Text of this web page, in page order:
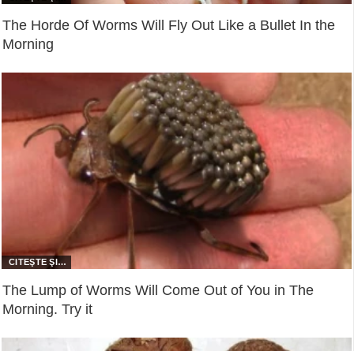
The Horde Of Worms Will Fly Out Like a Bullet In the
Morning
The Lump of Worms Will Come Out of You in The
Morning. Try it